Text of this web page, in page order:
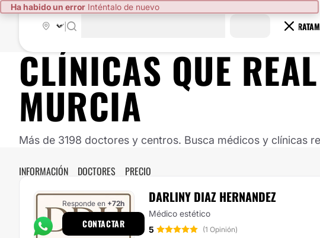
Ha habido un error Inténtalo de nuevo
CLÍNICAS QUE
MURCIA
Más de 3198 doctores y centros. Busca médicos y clínicas
INFORMACIÓN DOCTORES PRECIO
DARLINY DIAZ HERNANDEZ
Médico estético
5
(1 Opinión)
Responde en +72h
CONTACTAR